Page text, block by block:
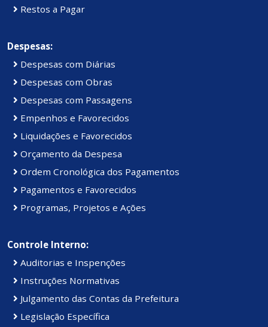
Restos a Pagar
Despesas:
Despesas com Diárias
Despesas com Obras
Despesas com Passagens
Empenhos e Favorecidos
Liquidações e Favorecidos
Orçamento da Despesa
Ordem Cronológica dos Pagamentos
Pagamentos e Favorecidos
Programas, Projetos e Ações
Controle Interno:
Auditorias e Inspenções
Instruções Normativas
Julgamento das Contas da Prefeitura
Legislação Específica